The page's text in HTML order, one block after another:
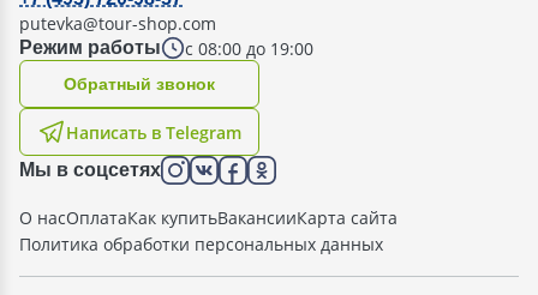
Режим работы с 08:00 до 19:00
putevka@tour-shop.com
Написать в Telegram
Oбратный звонок
Мы в соцсетях
О насОплатаКак купитьВакансииКарта сайта
Политика обработки персональных данных